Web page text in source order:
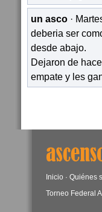
un asco ·
deberia ser
desde abajo.
Dejaron de
empate y les
Inicio · Quiénes
Torneo Federal A